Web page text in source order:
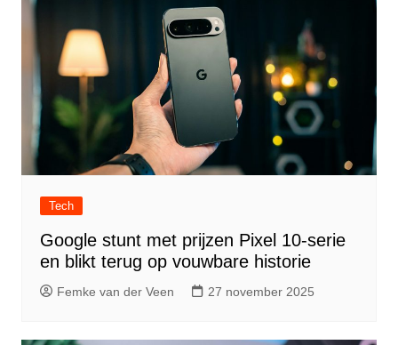
Tech
Google stunt met prijzen Pixel 10-serie
en blikt terug op vouwbare historie
Femke van der Veen 27 november 2025